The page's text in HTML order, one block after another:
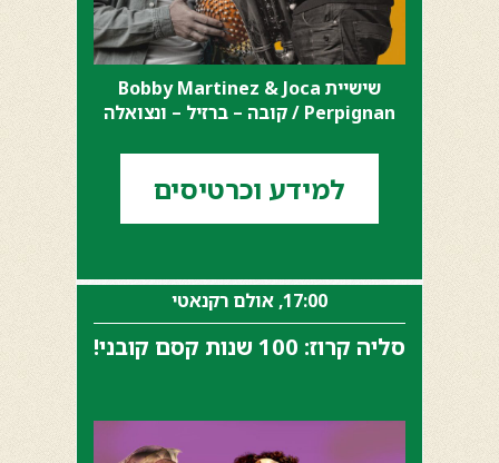
שישיית Bobby Martinez & Joca
Perpignan / קובה – ברזיל – ונצואלה
למידע וכרטיסים
17:00, אולם רקנאטי
סליה קרוז: 100 שנות קסם קובני!